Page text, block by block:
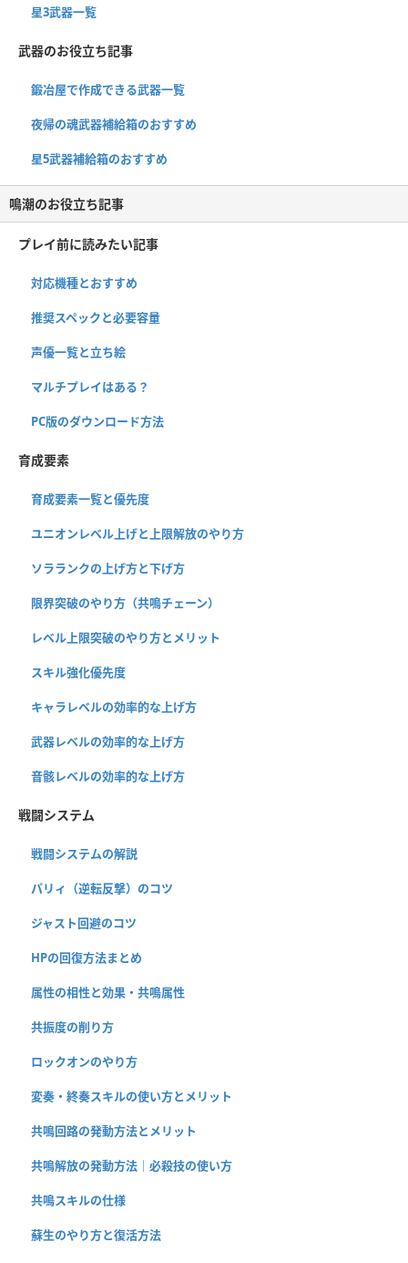
星3武器一覧
武器のお役立ち記事
鍛冶屋で作成できる武器一覧
夜帰の魂武器補給箱のおすすめ
星5武器補給箱のおすすめ
鳴潮のお役立ち記事
プレイ前に読みたい記事
対応機種とおすすめ
推奨スペックと必要容量
声優一覧と立ち絵
マルチプレイはある？
PC版のダウンロード方法
育成要素
育成要素一覧と優先度
ユニオンレベル上げと上限解放のやり方
ソラランクの上げ方と下げ方
限界突破のやり方（共鳴チェーン）
レベル上限突破のやり方とメリット
スキル強化優先度
キャラレベルの効率的な上げ方
武器レベルの効率的な上げ方
音骸レベルの効率的な上げ方
戦闘システム
戦闘システムの解説
パリィ（逆転反撃）のコツ
ジャスト回避のコツ
HPの回復方法まとめ
属性の相性と効果・共鳴属性
共振度の削り方
ロックオンのやり方
変奏・終奏スキルの使い方とメリット
共鳴回路の発動方法とメリット
共鳴解放の発動方法｜必殺技の使い方
共鳴スキルの仕様
蘇生のやり方と復活方法